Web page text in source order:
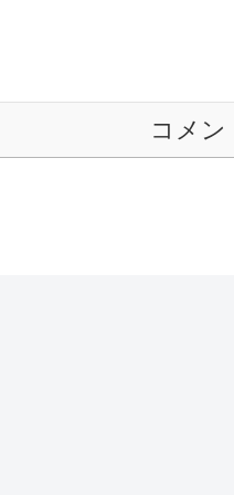
コメン